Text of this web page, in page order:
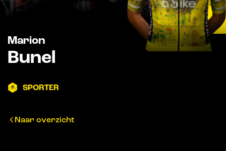
Marion
Bunel
SPORTER
Naar overzicht